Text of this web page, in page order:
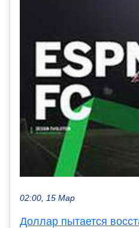
02:00, 15 Мар
Доллар пытается